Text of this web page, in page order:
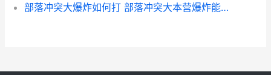
部落冲突大爆炸如何打 部落冲突大本营爆炸能炸到空中目标吗